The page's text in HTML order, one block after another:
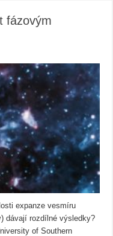
fázovým
expanze vesmíru
dávají rozdílné výsledky?
of Southern